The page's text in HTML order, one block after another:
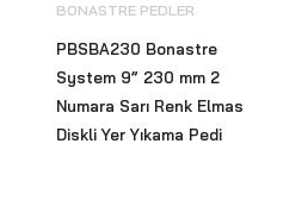
BONASTRE PEDLER
PBSBA230 Bonastre
System 9” 230 mm 2
Numara Sarı Renk Elmas
Diskli Yer Yıkama Pedi